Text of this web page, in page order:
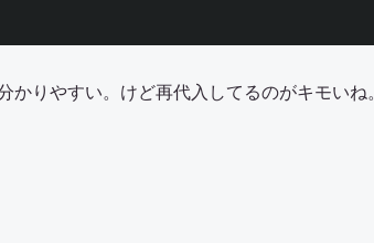
りやすい。けど再代入してるのがキモいね。